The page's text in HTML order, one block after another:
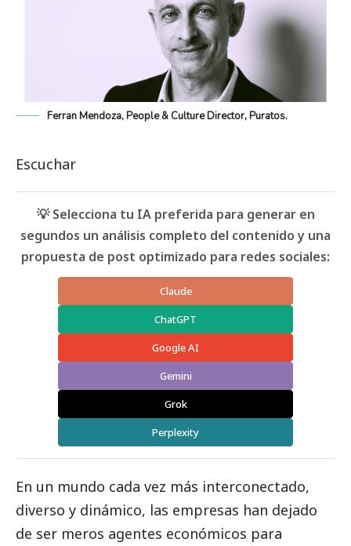
Ferran Mendoza, People & Culture Director, Puratos.
Escuchar
💡 Selecciona tu IA preferida para generar en
segundos un análisis completo del contenido y una
propuesta de post optimizado para redes sociales:
Claude
ChatGPT
Google AI
Gemini
Grok
Perplexity
En un mundo cada vez más interconectado,
diverso y dinámico, las empresas han dejado
de ser meros agentes económicos para